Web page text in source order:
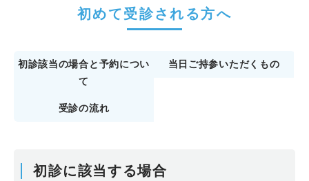
初めて受診される方へ
初診該当の場合と予約につい
て
当日ご持参いただくもの
受診の流れ
初診に該当する場合